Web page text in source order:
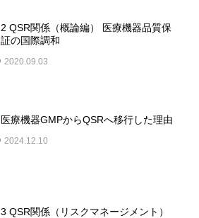
2 QSR関係（概論編） 医療機器品質保
証の国際調和
2020.09.03
医療機器GMPからQSRへ移行した理由
2024.12.10
3 QSR関係（リスクマネージメント）